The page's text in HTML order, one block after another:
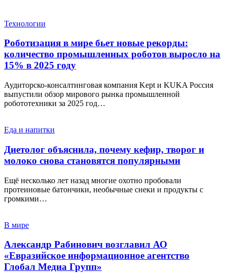
Технологии
Роботизация в мире бьет новые рекорды:
количество промышленных роботов выросло на
15% в 2025 году
Аудиторско-консалтинговая компания Kept и KUKA Россия
выпустили обзор мирового рынка промышленной
робототехники за 2025 год…
Еда и напитки
Диетолог объяснила, почему кефир, творог и
молоко снова становятся популярными
Ещё несколько лет назад многие охотно пробовали
протеиновые батончики, необычные снеки и продукты с
громкими…
В мире
Александр Рабинович возглавил АО
«Евразийское информационное агентство
Глобал Медиа Групп»